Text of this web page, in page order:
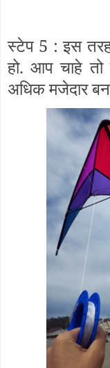
स्टेप 5 : इस
हो. आप चाहे
अधिक मजेदार